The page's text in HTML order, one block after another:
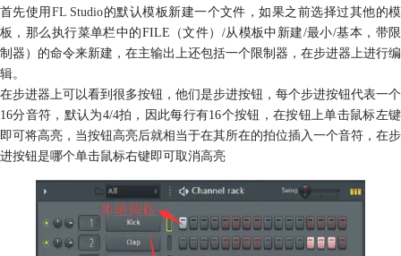
首先使用FL Studio的默认模板新建一个文件，如果之前选择过其他的模
板，那么执行菜单栏中的FILE（文件）/从模板中新建/最小/基本，带限
制器）的命令来新建，在主输出上还包括一个限制器，在步进器上进行编
辑。
在步进器上可以看到很多按钮，他们是步进按钮，每个步进按钮代表一个
16分音符，默认为4/4拍，因此每行有16个按钮，在按钮上单击鼠标左键
即可将高亮，当按钮高亮后就相当于在其所在的拍位插入一个音符，在步
进按钮是哪个单击鼠标右键即可取消高亮